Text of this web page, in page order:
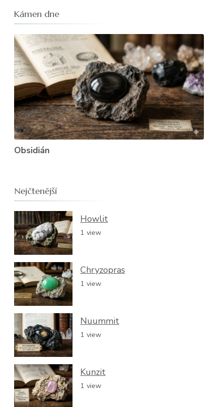
Kámen dne
Obsidián
Nejčtenější
Howlit
1 view
Chryzopras
1 view
Nuummit
1 view
Kunzit
1 view